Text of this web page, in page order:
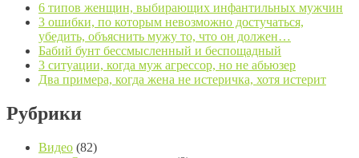
6 типов женщин, выбирающих инфантильных мужчин
3 ошибки, по которым невозможно достучаться,
убедить, объяснить мужу то, что он должен…
Бабий бунт бессмысленный и беспощадный
3 ситуации, когда муж агрессор, но не абьюзер
Два примера, когда жена не истеричка, хотя истерит
Рубрики
Видео (82)